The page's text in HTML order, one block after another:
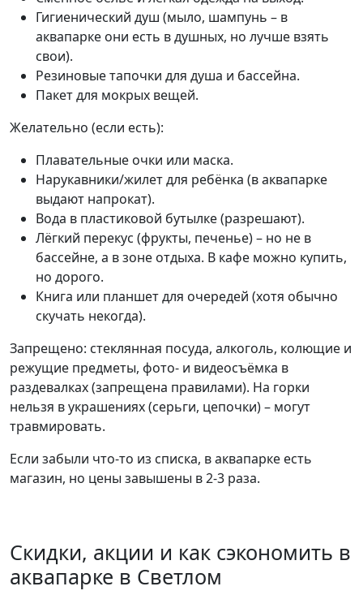
Гигиенический душ (мыло, шампунь – в
аквапарке они есть в душных, но лучше взять
свои).
Резиновые тапочки для душа и бассейна.
Пакет для мокрых вещей.
Желательно (если есть):
Плавательные очки или маска.
Нарукавники/жилет для ребёнка (в аквапарке
выдают напрокат).
Вода в пластиковой бутылке (разрешают).
Лёгкий перекус (фрукты, печенье) – но не в
бассейне, а в зоне отдыха. В кафе можно купить,
но дорого.
Книга или планшет для очередей (хотя обычно
скучать некогда).
Запрещено: стеклянная посуда, алкоголь, колющие и
режущие предметы, фото- и видеосъёмка в
раздевалках (запрещена правилами). На горки
нельзя в украшениях (серьги, цепочки) – могут
травмировать.
Если забыли что-то из списка, в аквапарке есть
магазин, но цены завышены в 2-3 раза.
Скидки, акции и как сэкономить в
аквапарке в Светлом